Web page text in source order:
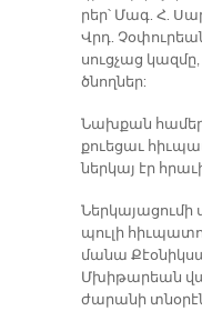
րեր՝ Մագ. Հ.
Վրդ.
սուց­չաց
ծ­նող­ներ:
Նախքան
քուե­ցաւ
ներ­կայ էր
Ներ­կա­յա­ցու­մի
պու­լի
մա­նա
Մխի­թա­րեան
ժա­րա­նի